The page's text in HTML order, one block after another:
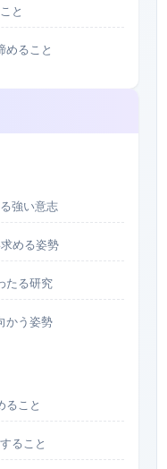
と
めること
強い意志
める姿勢
たる研究
かう姿勢
ること
ること